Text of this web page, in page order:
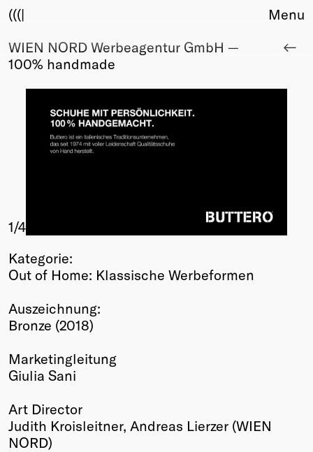
(((|
About
Club
Fair Work
Membership
Members
Young Creatives
Winners
Past
Annual
Menu
WIEN NORD Werbeagentur GmbH —
100% handmade
1/4
Kategorie:
Out of Home: Klassische Werbeformen
Auszeichnung:
Bronze (2018)
Marketingleitung
Giulia Sani
Art Director
Judith Kroisleitner, Andreas Lierzer (WIEN
NORD)